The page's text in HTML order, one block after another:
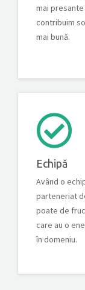
mai
contribuim
mai bună.
Echipă
Având o
parteneriat
poate de
care au o
în domeniu.